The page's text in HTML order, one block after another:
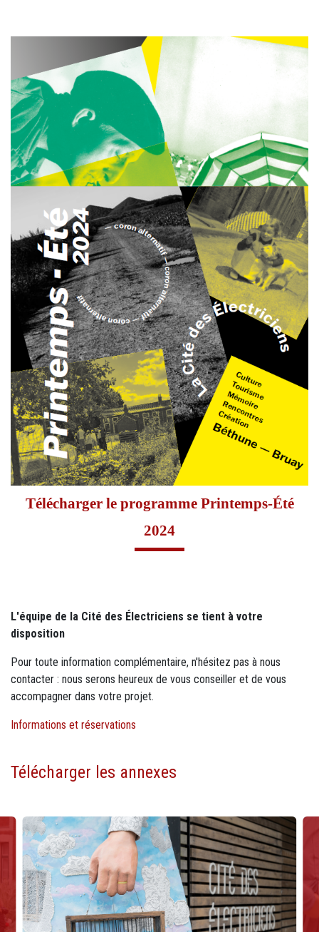
Télécharger le programme Printemps-Été
2024
L'équipe de la Cité des Électriciens se tient à votre
disposition
Pour toute information complémentaire, n'hésitez pas à nous
contacter : nous serons heureux de vous conseiller et de vous
accompagner dans votre projet.
Informations et réservations
Télécharger les annexes
Visuels : M13 - Diaporama photos
Image